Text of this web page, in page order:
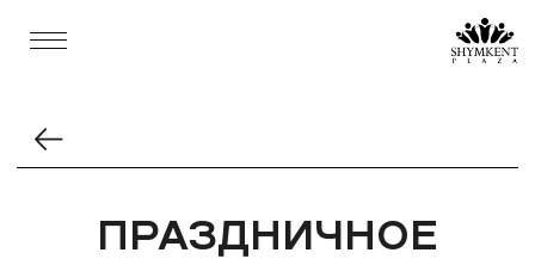
ПРАЗДНИЧНОЕ